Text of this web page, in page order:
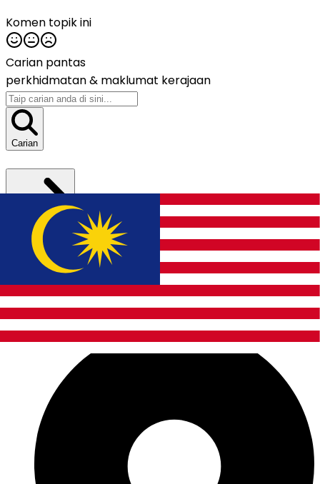
Komen topik ini
Carian pantas
perkhidmatan & maklumat kerajaan
Carian
Hubungi Kami
Hubungi Kami
Jabatan Digital Negara (JDN)Bangunan MKN
Embassy Techzone No. 3200 Jalan Teknokrat 2,
63000 Cyberjaya, Sepang, Selangor